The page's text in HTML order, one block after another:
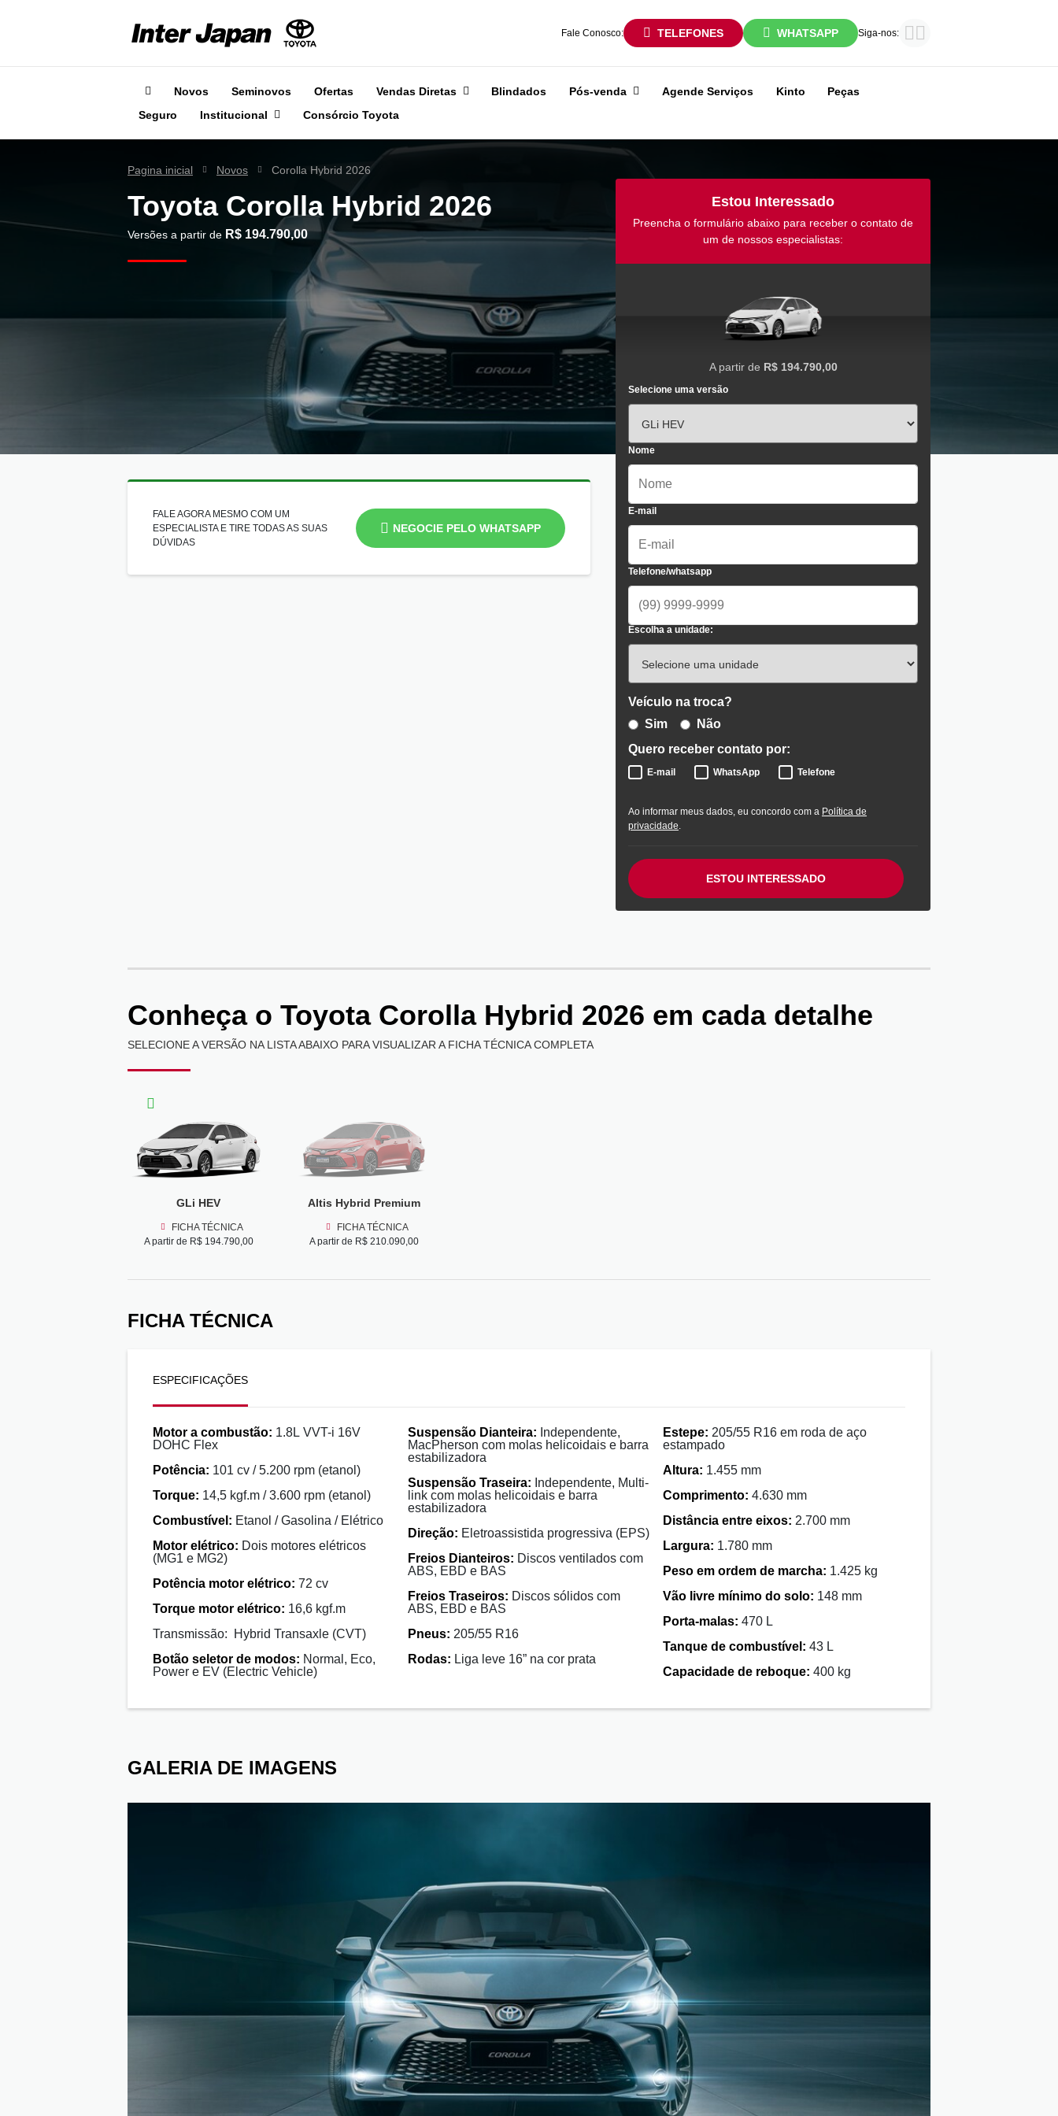
Fale Conosco: TELEFONES WHATSAPP Siga-nos:
Novos Seminovos Ofertas Vendas Diretas Blindados Pós-venda Agende Serviços Kinto
Peças
Seguro
Institucional Consórcio Toyota
Pagina inicial Novos Corolla Hybrid 2026
ToyotaCorolla Hybrid 2026
Versões a partir de R$ 194.790,00
FALE AGORA MESMO COM UM
ESPECIALISTA E TIRE TODAS AS SUAS
DÚVIDAS
NEGOCIE PELO WHATSAPP
Estou Interessado
Preencha o formulário abaixo para receber o contato de
um de nossos especialistas:
A partir de R$ 194.790,00
Selecione uma versão
Nome
E-mail
Telefone/whatsapp
Escolha a unidade:
Veículo na troca?
Sim
Não
Quero receber contato por:
E-mail WhatsApp Telefone
Ao informar meus dados, eu concordo com a Política de
privacidade.
ESTOU INTERESSADO
Conheça o Toyota Corolla Hybrid 2026 em cada detalhe
SELECIONE A VERSÃO NA LISTA ABAIXO PARA VISUALIZAR A FICHA TÉCNICA COMPLETA
GLi HEV
FICHA TÉCNICA
A partir de R$ 194.790,00
Altis Hybrid Premium
FICHA TÉCNICA
A partir de R$ 210.090,00
FICHA TÉCNICA
ESPECIFICAÇÕES
Motor a combustão: 1.8L VVT-i 16V
DOHC Flex
Potência: 101 cv / 5.200 rpm (etanol)
Torque: 14,5 kgf.m / 3.600 rpm (etanol)
Combustível: Etanol / Gasolina / Elétrico
Motor elétrico: Dois motores elétricos
(MG1 e MG2)
Potência motor elétrico: 72 cv
Torque motor elétrico: 16,6 kgf.m
Transmissão: Hybrid Transaxle (CVT)
Botão seletor de modos: Normal, Eco,
Power e EV (Electric Vehicle)
Suspensão Dianteira: Independente,
MacPherson com molas helicoidais e barra
estabilizadora
Suspensão Traseira: Independente, Multi-
link com molas helicoidais e barra
estabilizadora
Direção: Eletroassistida progressiva (EPS)
Freios Dianteiros: Discos ventilados com
ABS, EBD e BAS
Freios Traseiros: Discos sólidos com
ABS, EBD e BAS
Pneus: 205/55 R16
Rodas: Liga leve 16” na cor prata
Estepe: 205/55 R16 em roda de aço
estampado
Altura: 1.455 mm
Comprimento: 4.630 mm
Distância entre eixos: 2.700 mm
Largura: 1.780 mm
Peso em ordem de marcha: 1.425 kg
Vão livre mínimo do solo: 148 mm
Porta-malas: 470 L
Tanque de combustível: 43 L
Capacidade de reboque: 400 kg
GALERIA DE IMAGENS